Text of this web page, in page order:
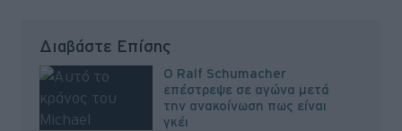
Διαβάστε Επίσης
O Ralf Schumacher
επέστρεψε σε αγώνα μετά
την ανακοίνωση πως είναι
γκέι